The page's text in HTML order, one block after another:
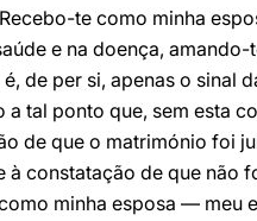
te como minha
e na doença,
de per si, apenas o sinal
a tal ponto que, sem esta
de que o matrimónio foi
à constatação de que não
minha esposa — meu